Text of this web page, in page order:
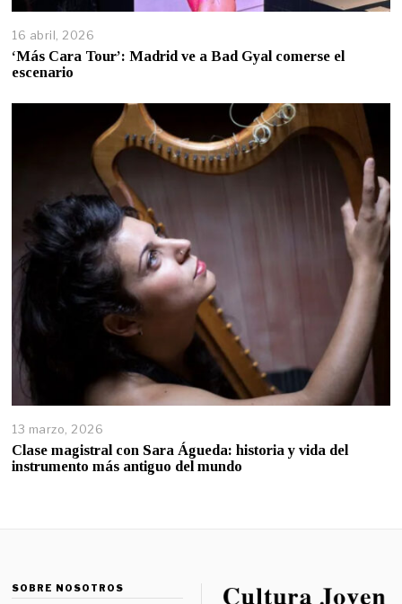
16 abril, 2026
‘Más Cara Tour’: Madrid ve a Bad Gyal comerse el
escenario
13 marzo, 2026
Clase magistral con Sara Águeda: historia y vida del
instrumento más antiguo del mundo
SOBRE NOSOTROS